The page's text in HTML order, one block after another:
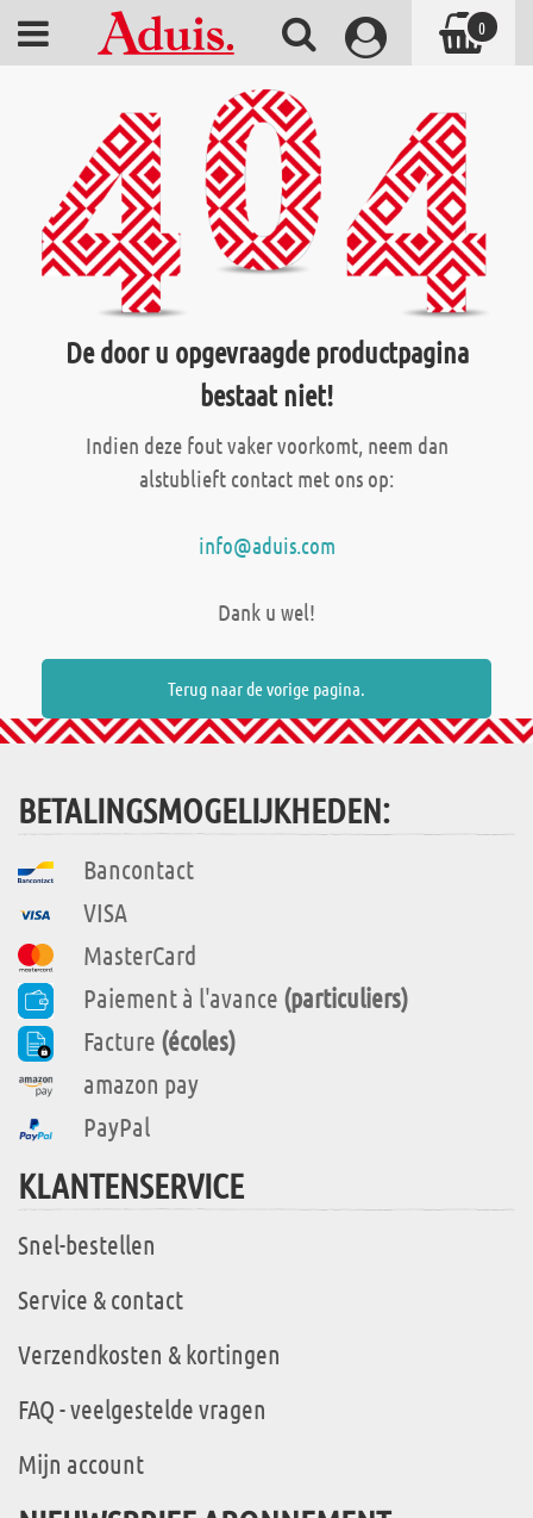
De door u opgevraagde productpagina
bestaat niet!
Indien deze fout vaker voorkomt, neem dan
alstublieft contact met ons op:
info@aduis.com
Dank u wel!
Terug naar de vorige pagina.
BETALINGSMOGELIJKHEDEN:
Bancontact
VISA
MasterCard
Paiement à l'avance (particuliers)
Facture (écoles)
amazon pay
PayPal
KLANTENSERVICE
Snel-bestellen
Service & contact
Verzendkosten & kortingen
FAQ - veelgestelde vragen
Mijn account
0